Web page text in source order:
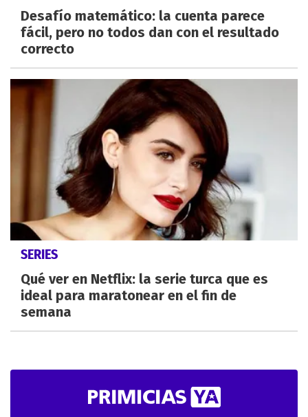
Desafío matemático: la cuenta parece
fácil, pero no todos dan con el resultado
correcto
SERIES
Qué ver en Netflix: la serie turca que es
ideal para maratonear en el fin de
semana